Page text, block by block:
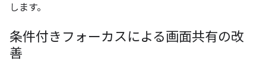
します。
条件付きフォーカスによる画面共有の改
善